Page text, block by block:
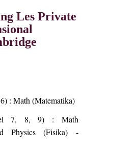
Les Private
: Math (Matematika)
7, 8, 9) : Math
Physics (Fisika) -